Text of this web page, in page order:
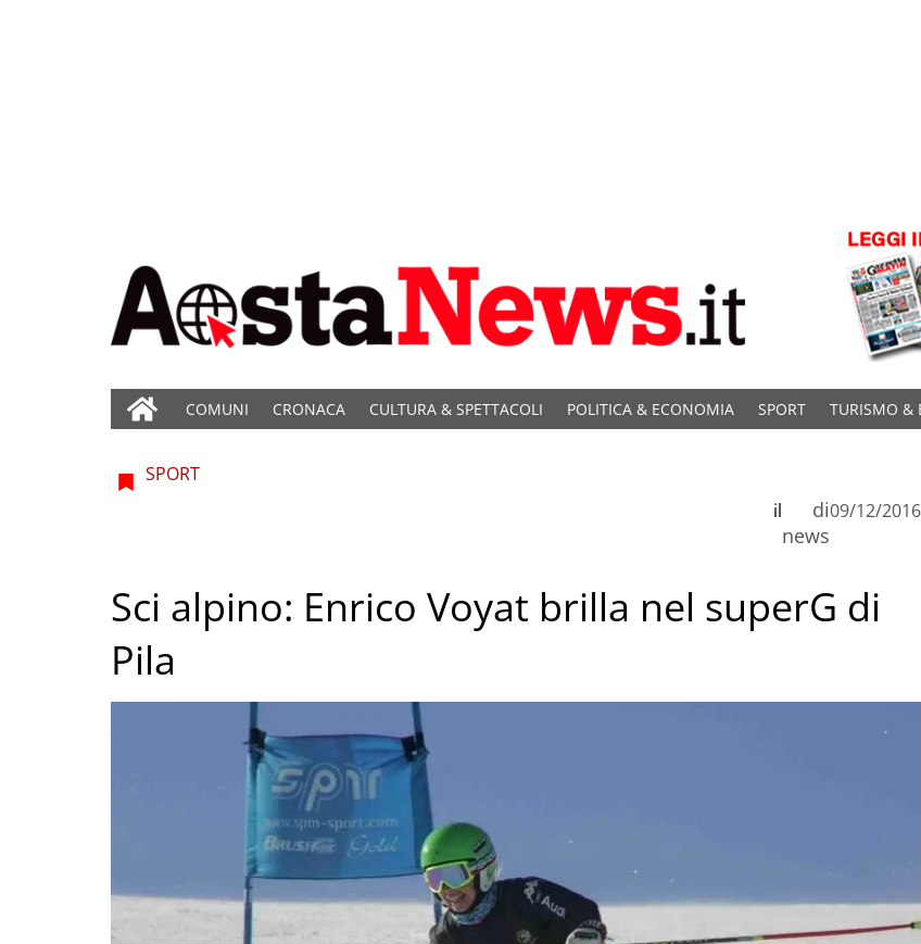
COMUNI CRONACA CULTURA & SPETTACOLI POLITICA & ECONOMIA SPORT TURISMO &
SPORT
di
news
il 09/12/2016
Sci alpino: Enrico Voyat brilla nel superG di
Pila